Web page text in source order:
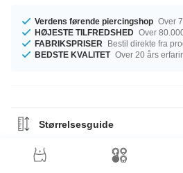
Verdens førende piercingshop Over
HØJESTE TILFREDSHED Over
FABRIKSPRISER
Bestil direkte fra
BEDSTE KVALITET Over 20 års
Størrelsesguide
Materiale Guide